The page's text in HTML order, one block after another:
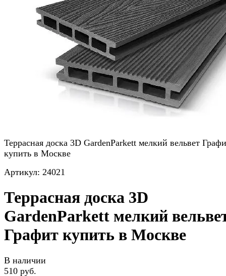
Террасная доска 3D GardenParkett мелкий вельвет
купить в Москве
Артикул: 24021
Террасная доска 3D
GardenParkett мелкий
Графит купить в Москве
В наличии
510 руб.